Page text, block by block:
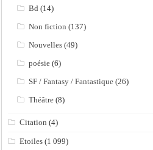
Bd (14)
Non fiction (137)
Nouvelles (49)
poésie (6)
SF / Fantasy / Fantastique (26)
Théâtre (8)
Citation (4)
Etoiles (1 099)